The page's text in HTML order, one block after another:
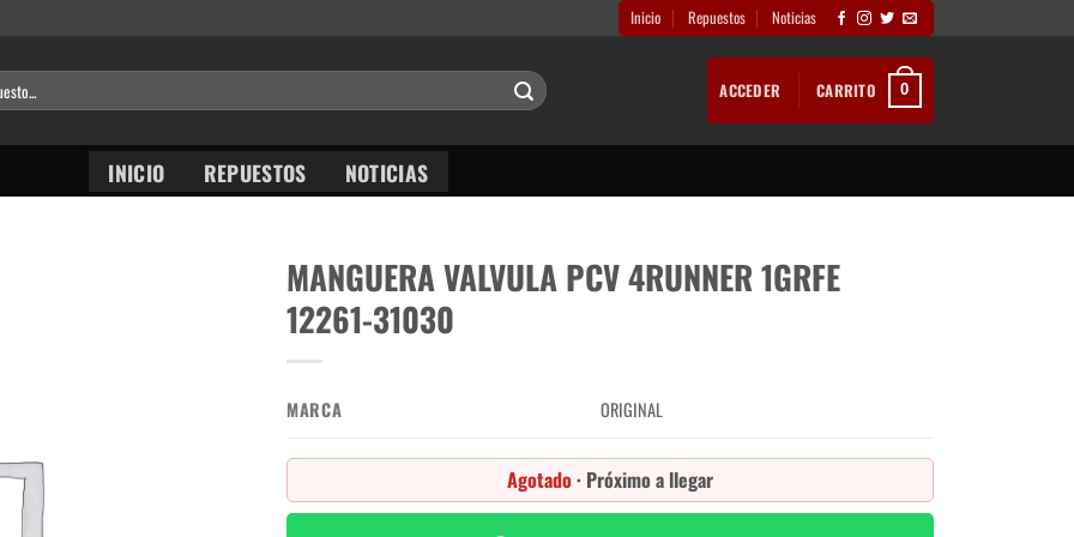
Inicio Repuestos Noticias
ACCEDER CARRITO 0
INICIO REPUESTOS NOTICIAS
MANGUERA VALVULA PCV 4RUNNER 1GRFE
12261-31030
MARCA ORIGINAL
Agotado · Próximo a llegar